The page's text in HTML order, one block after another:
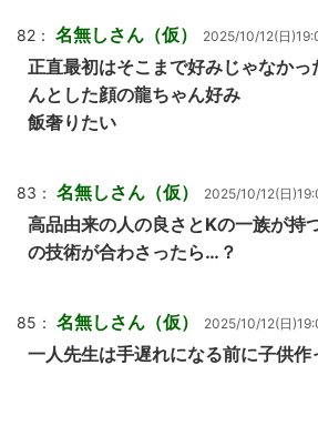
82： 名無しさん（仮） 2025/10/12(日
正直最初はそこまで好みじゃなか
んとした顔の龍ちゃん好み
飯奢りたい
83： 名無しさん（仮） 2025/10/12(日
高品由来の人の良さとKの一族が持
の技術が合わさったら…？
85： 名無しさん（仮） 2025/10/12(日
一人先生は手遅れになる前に子供